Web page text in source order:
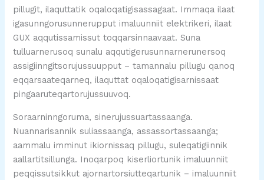
pillugit, ilaquttatik oqaloqatigisassagaat. Immaqa ilaat
igasunngorusunnerupput imaluunniit elektrikeri, ilaat
GUX aqqutissamissut toqqarsinnaavaat. Suna
tulluarnerusoq sunalu aqqutigerusunnarnerunersoq
assigiinngitsorujussuupput – tamannalu pillugu qanoq
eqqarsaateqarneq, ilaquttat oqaloqatigisarnissaat
pingaaruteqartorujussuuvoq.
Soraarninngoruma, sinerujussuartassaanga.
Nuannarisannik suliassaanga, assassortassaanga;
aammalu imminut ikiornissaq pillugu, suleqatigiinnik
aallartitsillunga. Inoqarpoq kiserliortunik imaluunniit
peqqissutsikkut ajornartorsiutteqartunik – imaluunniit